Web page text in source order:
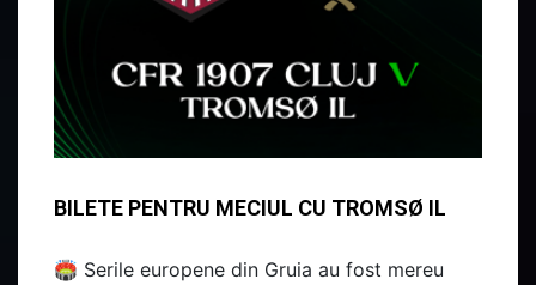
BILETE PENTRU MECIUL CU TROMSØ IL
🏟️ Serile europene din Gruia au fost mereu